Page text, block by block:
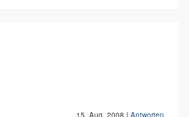
15. Aug. 2008 | Antworten